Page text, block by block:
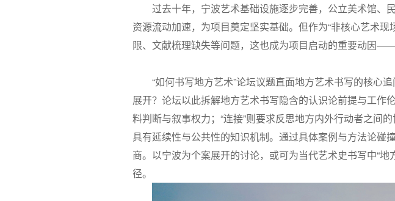
过去十年，宁波艺术基础设施逐步完善，公立美术馆、
资源流动加速，为项目奠定坚实基础。但作为“非核心艺术
限、文献梳理缺失等问题，这也成为项目启动的重要动因
“如何书写地方艺术”论坛议题直面地方艺术书写的核心
展开？论坛以此拆解地方艺术书写隐含的认识论前提与工作
料判断与叙事权力；“连接”则要求反思地方内外行动者之间
具有延续性与公共性的知识机制。通过具体案例与方法论碰
商。以宁波为个案展开的讨论，或可为当代艺术史书写中“
径。